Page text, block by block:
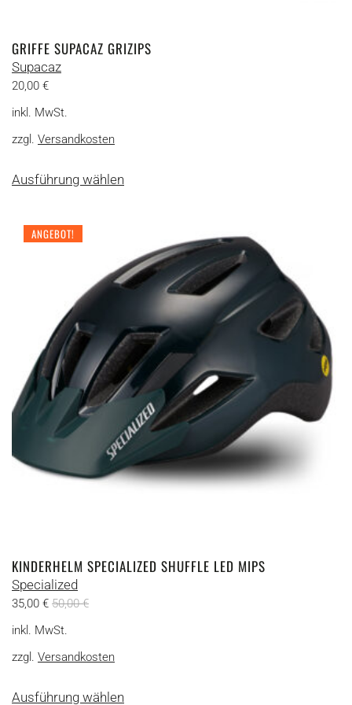
GRIFFE SUPACAZ GRIZIPS
Supacaz
20,00 €
inkl. MwSt.
zzgl. Versandkosten
Ausführung wählenProdukt
Varianten
auf.
Die
können
auf
der
Produktseite
gewählt
werden
ANGEBOT!
KINDERHELM SPECIALIZED SHUFFLE LED MIPS
Specialized
35,00 € 50,00€
inkl. MwSt.
zzgl. Versandkosten
Ausführung wählenProdukt